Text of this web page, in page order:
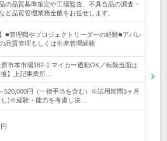
の品質基準策定や工場監査、不具合品の調査・
ど品質管理業務全般をお任せします。
■管理職やプロジェクトリーダーの経験■アパレ
品質管理もしくは生産管理経験
市本市場182-1 マイカー通勤OK／転勤当面は
】上記事業所…
520,000円（一律手当を含む）※試用期間3ヶ月
し)※経験・能力を考慮し決…